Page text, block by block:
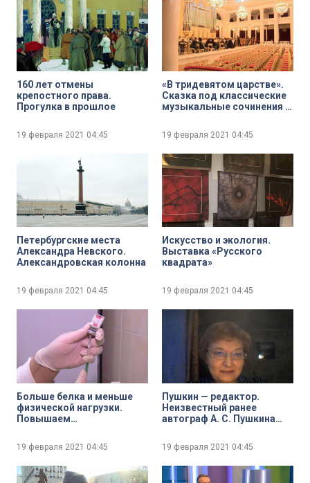
160 лет отмены
крепостного права.
Прогулка в прошлое
19 февраля 2021 04:45
«В тридевятом царстве».
Сказка под классические
музыкальные сочинения в
филармонии
19 февраля 2021 04:45
Петербургские места
Александра Невского.
Александровская колонна
19 февраля 2021 04:45
Искусство и экология.
Выставка «Русского
квадрата»
19 февраля 2021 04:45
Больше белка и меньше
физической нагрузки.
Повышаем
вакцинации от COVID-19
19 февраля 2021 04:45
Пушкин — редактор.
Неизвестный ранее
автограф А. С. Пушкина
журнале «Современник»
19 февраля 2021 04:45